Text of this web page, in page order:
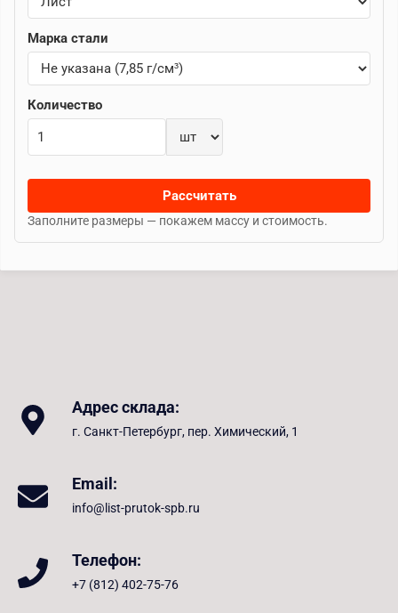
Марка стали
Количество
Рассчитать
Заполните размеры — покажем массу и стоимость.
Адрес склада:
г. Санкт-Петербург, пер. Химический, 1
Email:
info@list-prutok-spb.ru
Телефон:
+7 (812) 402-75-76